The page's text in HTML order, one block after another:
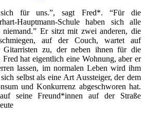
sich für uns.”, sagt Fred*. “Für die
Hauptmann-Schule haben sich alle
niemand.” Er sitzt mit zwei anderen, die
auf der Couch, wartet auf
Gitarristen zu, der neben ihnen für die
Fred hat eigentlich eine Wohnung, aber er
lassen, im normalen Leben wird ihm
selbst als eine Art Aussteiger, der dem
und Konkurrenz abgeschworen hat.
seine Freund*innen auf der Straße